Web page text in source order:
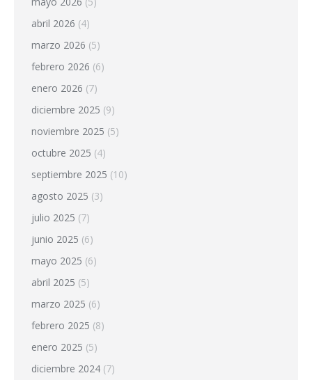
abril 2026 (4)
marzo 2026 (5)
febrero 2026 (6)
enero 2026 (7)
diciembre 2025 (9)
noviembre 2025 (5)
octubre 2025 (4)
septiembre 2025 (10)
agosto 2025 (3)
julio 2025 (7)
junio 2025 (6)
mayo 2025 (6)
abril 2025 (5)
marzo 2025 (6)
febrero 2025 (8)
enero 2025 (5)
diciembre 2024 (7)